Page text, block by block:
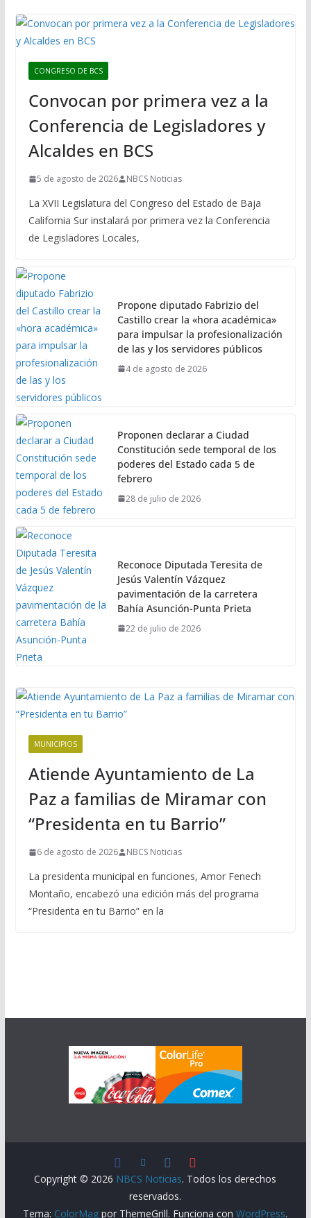
CONGRESO DE BCS
Convocan por primera vez a la
Conferencia de Legisladores y
Alcaldes en BCS
5 de agosto de 2026 NBCS Noticias
La XVII Legislatura del Congreso del Estado de Baja
California Sur instalará por primera vez la Conferencia
de Legisladores Locales,
Propone diputado Fabrizio del
Castillo crear la «hora académica»
para impulsar la profesionalización
de las y los servidores públicos
4 de agosto de 2026
Proponen declarar a Ciudad
Constitución sede temporal de los
poderes del Estado cada 5 de
febrero
28 de julio de 2026
Reconoce Diputada Teresita de
Jesús Valentín Vázquez
pavimentación de la carretera
Bahía Asunción-Punta Prieta
22 de julio de 2026
MUNICIPIOS
Atiende Ayuntamiento de La
Paz a familias de Miramar con
“Presidenta en tu Barrio”
6 de agosto de 2026 NBCS Noticias
La presidenta municipal en funciones, Amor Fenech
Montaño, encabezó una edición más del programa
“Presidenta en tu Barrio” en la
Copyright © 2026 NBCS Noticias. Todos los derechos
reservados.
Tema: ColorMag por ThemeGrill. Funciona conWordPress.